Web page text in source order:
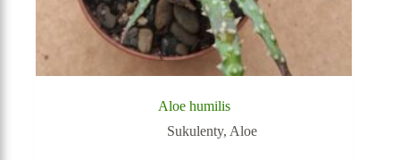
Aloe humilis
Sukulenty, Aloe